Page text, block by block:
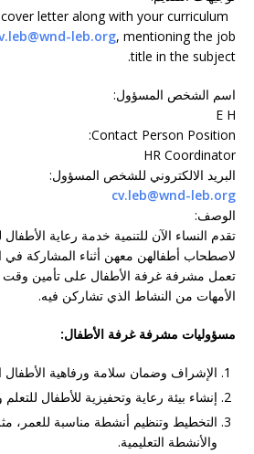
letter along with your curriculum
leb.org, mentioning the job
title in the subject.
اسم الشخص المسؤول:
E H
Contact Person Position
:
HR Coordinator
البريد الالكتروني للشخص المسؤول:
cv.leb@wnd-leb.org
الوصف:
تقدم النساء الآن للتنمية خدمة رعاية
لاصطحاب أطفالهن معهن أثناء المشاركة
تعمل مشرفة غرفة الأطفال على تأمين وقت
الأمهات من النشاط الذي تشاركن فيه.
مسؤوليات مشرفة غرفة الأطفال:
الإشراف وضمان سلامة ورفاهية الأطفال
إنشاء بيئة رعاية وتحفيزية للأطفال
التخطيط وتنظيم أنشطة مناسبة للعمر،
والأنشطة التعليمية.